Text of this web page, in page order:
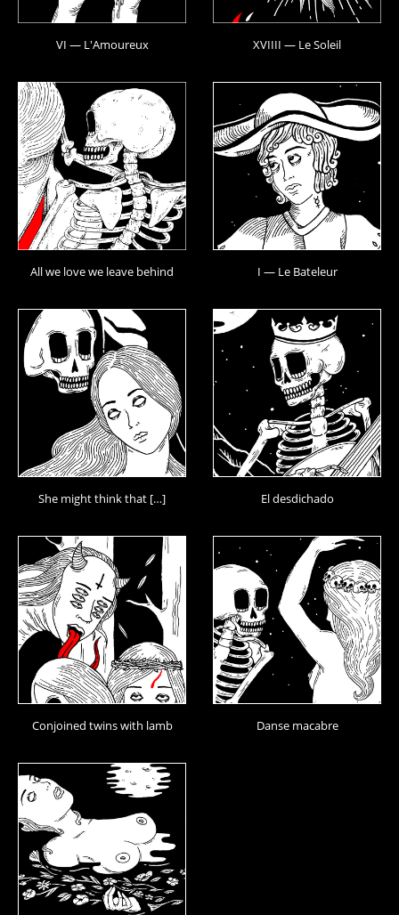
VI — L'Amoureux XVIIII — Le Soleil
All we love we leave behind I — Le Bateleur
She might think that […] El desdichado
Conjoined twins with lamb Danse macabre